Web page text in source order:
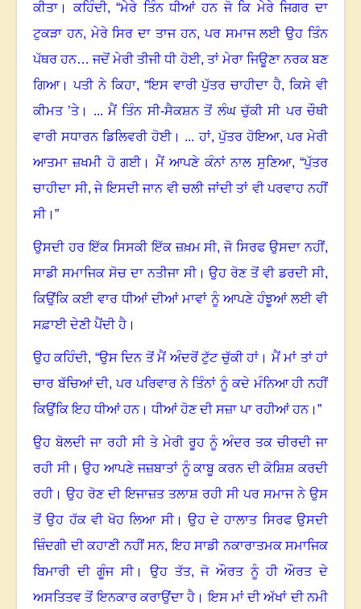
ਕੀਤਾ। ਕਹਿੰਦੀ, “ਮੇਰੇ ਤਿੰਨ ਧੀਆਂ ਹਨ ਜੋ ਕਿ ਮੇਰੇ ਜਿਗਰ ਦਾ
ਟੁਕੜਾ ਹਨ, ਮੇਰੇ ਸਿਰ ਦਾ ਤਾਜ ਹਨ,ਪਰ ਸਮਾਜ ਲਈ ਉਹ ਤਿੰਨ
ਪੱਥਰ ਹਨ… ਜਦੋਂ ਮੇਰੀ ਤੀਜੀ ਧੀ ਹੋਈ, ਤਾਂ ਮੇਰਾ ਜਿਊਣਾ ਨਰਕ ਬਣ
ਗਿਆ। ਪਤੀ ਨੇ ਕਿਹਾ, “ਇਸ ਵਾਰੀ ਪੁੱਤਰ ਚਾਹੀਦਾ ਹੈ,ਕਿਸੇ ਵੀ
ਕੀਮਤ ’ਤੇ। ... ਮੈਂ ਤਿੰਨ ਸੀ-ਸੈਕਸ਼ਨ ਤੋਂ ਲੰਘ ਚੁੱਕੀ ਸੀ ਪਰ ਚੌਥੀ
ਵਾਰੀ ਸਧਾਰਨ ਡਿਲਿਵਰੀ ਹੋਈ। ... ਹਾਂ,ਪੁੱਤਰ ਹੋਇਆ,ਪਰ ਮੇਰੀ
ਆਤਮਾ ਜ਼ਖਮੀ ਹੋ ਗਈ। ਮੈਂ ਆਪਣੇ ਕੰਨਾਂ ਨਾਲ ਸੁਣਿਆ, “ਪੁੱਤਰ
ਚਾਹੀਦਾ ਸੀ,ਜੇ ਇਸਦੀ ਜਾਨ ਵੀ ਚਲੀ ਜਾਂਦੀ ਤਾਂ ਵੀ ਪਰਵਾਹ ਨਹੀਂ
ਸੀ।”
ਉਸਦੀ ਹਰ ਇੱਕ ਸਿਸਕੀ ਇੱਕ ਜ਼ਖ਼ਮ ਸੀ, ਜੋ ਸਿਰਫ ਉਸਦਾ ਨਹੀਂ,
ਸਾਡੀ ਸਮਾਜਿਕ ਸੋਚ ਦਾ ਨਤੀਜਾ ਸੀ। ਉਹ ਰੋਣ ਤੋਂ ਵੀ ਡਰਦੀ ਸੀ,
ਕਿਉਂਕਿ ਕਈ ਵਾਰ ਧੀਆਂ ਦੀਆਂ ਮਾਵਾਂ ਨੂੰ ਆਪਣੇ ਹੰਝੂਆਂ ਲਈ ਵੀ
ਸਫ਼ਾਈ ਦੇਣੀ ਪੈਂਦੀ ਹੈ।
ਉਹ ਕਹਿੰਦੀ, “ਉਸ ਦਿਨ ਤੋਂ ਮੈਂ ਅੰਦਰੋਂ ਟੁੱਟ ਚੁੱਕੀ ਹਾਂ। ਮੈਂ ਮਾਂ ਤਾਂ ਹਾਂ
ਚਾਰ ਬੱਚਿਆਂ ਦੀ,ਪਰ ਪਰਿਵਾਰ ਨੇ ਤਿੰਨਾਂ ਨੂੰ ਕਦੇ ਮੰਨਿਆ ਹੀ ਨਹੀਂ
ਕਿਉਂਕਿ ਇਹ ਧੀਆਂ ਹਨ। ਧੀਆਂ ਹੋਣ ਦੀ ਸਜ਼ਾ ਪਾ ਰਹੀਆਂ ਹਨ।”
ਉਹ ਬੋਲਦੀ ਜਾ ਰਹੀ ਸੀ ਤੇ ਮੇਰੀ ਰੂਹ ਨੂੰ ਅੰਦਰ ਤਕ ਚੀਰਦੀ ਜਾ
ਰਹੀ ਸੀ। ਉਹ ਆਪਣੇ ਜਜ਼ਬਾਤਾਂ ਨੂੰ ਕਾਬੂ ਕਰਨ ਦੀ ਕੋਸ਼ਿਸ਼ ਕਰਦੀ
ਰਹੀ। ਉਹ ਰੋਣ ਦੀ ਇਜਾਜ਼ਤ ਤਲਾਸ਼ ਰਹੀ ਸੀ ਪਰ ਸਮਾਜ ਨੇ ਉਸ
ਤੋਂ ਉਹ ਹੱਕ ਵੀ ਖੋਹ ਲਿਆ ਸੀ। ਉਹ ਦੇ ਹਾਲਾਤ ਸਿਰਫ ਉਸਦੀ
ਜ਼ਿੰਦਗੀ ਦੀ ਕਹਾਣੀ ਨਹੀਂ ਸਨ,ਇਹ ਸਾਡੀ ਨਕਾਰਾਤਮਕ ਸਮਾਜਿਕ
ਬਿਮਾਰੀ ਦੀ ਗੂੰਜ ਸੀ। ਉਹ ਤੱਤ, ਜੋ ਔਰਤ ਨੂੰ ਹੀ ਔਰਤ ਦੇ
ਅਸਤਿਤਵ ਤੋਂ ਇਨਕਾਰ ਕਰਾਉਂਦਾ ਹੈ। ਇਸ ਮਾਂ ਦੀ ਅੱਖਾਂ ਦੀ ਨਮੀ